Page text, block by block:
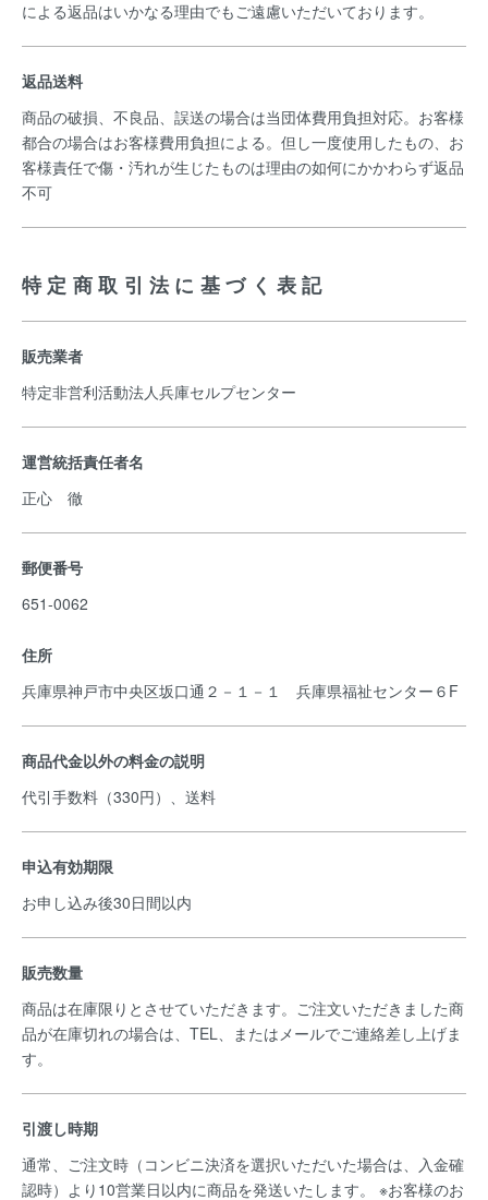
による返品はいかなる理由でもご遠慮いただいております。
返品送料
商品の破損、不良品、誤送の場合は当団体費用負担対応。お客様
都合の場合はお客様費用負担による。但し一度使用したもの、お
客様責任で傷・汚れが生じたものは理由の如何にかかわらず返品
不可
特定商取引法に基づく表記
販売業者
特定非営利活動法人兵庫セルプセンター
運営統括責任者名
正心 徹
郵便番号
651-0062
住所
兵庫県神戸市中央区坂口通２－１－１ 兵庫県福祉センター６F
商品代金以外の料金の説明
代引手数料（330円）、送料
申込有効期限
お申し込み後30日間以内
販売数量
商品は在庫限りとさせていただきます。ご注文いただきました商
品が在庫切れの場合は、TEL、またはメールでご連絡差し上げま
す。
引渡し時期
通常、ご注文時（コンビニ決済を選択いただいた場合は、入金確
認時）より10営業日以内に商品を発送いたします。 ※お客様のお